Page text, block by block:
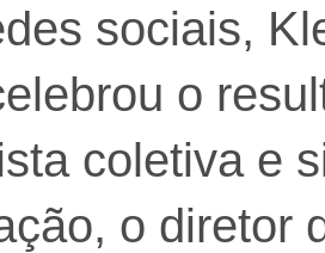
sociais,
o
coletiva e
o diretor